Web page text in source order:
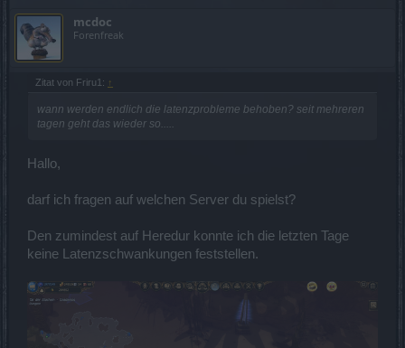
mcdoc
Forenfreak
Zitat von Friru1: ↑
wann werden endlich die latenzprobleme behoben? seit mehreren
tagen geht das wieder so.....
Hallo,
darf ich fragen auf welchen Server du spielst?
Den zumindest auf Heredur konnte ich die letzten Tage
keine Latenzschwankungen feststellen.